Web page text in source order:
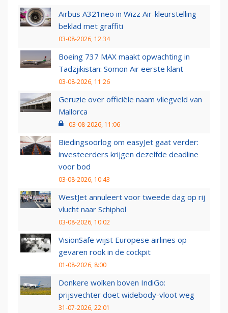
Airbus A321neo in Wizz Air-kleurstelling
beklad met graffiti
03-08-2026, 12:34
Boeing 737 MAX maakt opwachting in
Tadzjikistan: Somon Air eerste klant
03-08-2026, 11:26
Geruzie over officiële naam vliegveld van
Mallorca
03-08-2026, 11:06
Biedingsoorlog om easyJet gaat verder:
investeerders krijgen dezelfde deadline
voor bod
03-08-2026, 10:43
WestJet annuleert voor tweede dag op rij
vlucht naar Schiphol
03-08-2026, 10:02
VisionSafe wijst Europese airlines op
gevaren rook in de cockpit
01-08-2026, 8:00
Donkere wolken boven IndiGo:
prijsvechter doet widebody-vloot weg
31-07-2026, 22:01